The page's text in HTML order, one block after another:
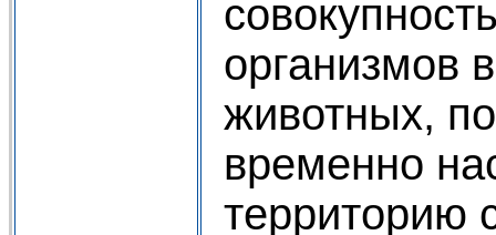
организмов
животных,
временно
территорию